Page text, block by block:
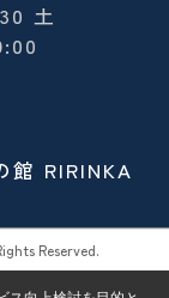
土
館 RIRINKA
Reserved.